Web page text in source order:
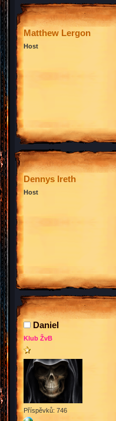
Matthew Lergon
Host
Dennys Ireth
Host
Daniel
Klub ŽvB
Příspěvků: 746